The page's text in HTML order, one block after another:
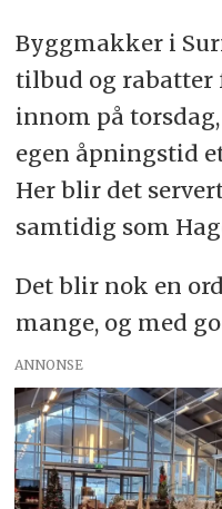
Byggmakker i
tilbud og rabatter
innom på
egen åpningstid
Her blir det
samtidig som
Det blir nok en
mange, og med
ANNONSE